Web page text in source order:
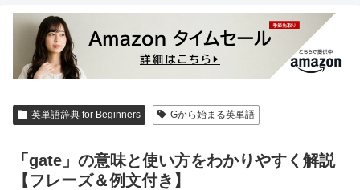
英単語辞典 for Beginners Gから始まる英単語
「gate」の意味と使い方をわかりやすく解説
【フレーズ＆例文付き】